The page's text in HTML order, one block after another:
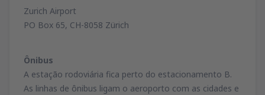
Zurich Airport
PO Box 65, CH-8058 Zürich
Ônibus
A estação rodoviária fica perto do estacionamento B.
As linhas de ônibus ligam o aeroporto com as cidades e